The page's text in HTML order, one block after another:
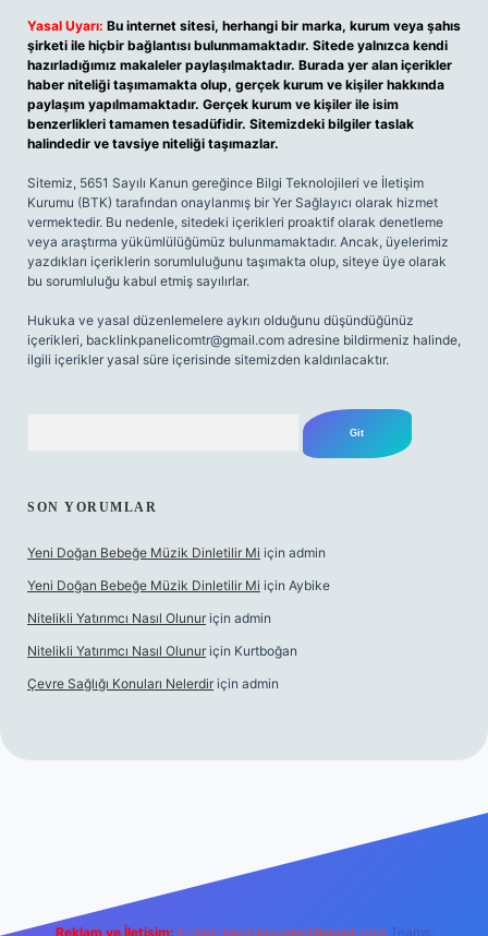
Yasal Uyarı: Bu internet sitesi, herhangi bir marka, kurum veya şahıs
şirketi ile hiçbir bağlantısı bulunmamaktadır. Sitede yalnızca kendi
hazırladığımız makaleler paylaşılmaktadır. Burada yer alan içerikler
haber niteliği taşımamakta olup, gerçek kurum ve kişiler hakkında
paylaşım yapılmamaktadır. Gerçek kurum ve kişiler ile isim
benzerlikleri tamamen tesadüfidir. Sitemizdeki bilgiler taslak
halindedir ve tavsiye niteliği taşımazlar.
Sitemiz, 5651 Sayılı Kanun gereğince Bilgi Teknolojileri ve İletişim
Kurumu (BTK) tarafından onaylanmış bir Yer Sağlayıcı olarak hizmet
vermektedir. Bu nedenle, sitedeki içerikleri proaktif olarak denetleme
veya araştırma yükümlülüğümüz bulunmamaktadır. Ancak, üyelerimiz
yazdıkları içeriklerin sorumluluğunu taşımakta olup, siteye üye olarak
bu sorumluluğu kabul etmiş sayılırlar.
Hukuka ve yasal düzenlemelere aykırı olduğunu düşündüğünüz
içerikleri, backlinkpanelicomtr@gmail.com adresine bildirmeniz halinde,
ilgili içerikler yasal süre içerisinde sitemizden kaldırılacaktır.
SON YORUMLAR
Yeni Doğan Bebeğe Müzik Dinletilir Mi için admin
Yeni Doğan Bebeğe Müzik Dinletilir Mi için Aybike
Nitelikli Yatırımcı Nasıl Olunur için admin
Nitelikli Yatırımcı Nasıl Olunur için Kurtboğan
Çevre Sağlığı Konuları Nelerdir için admin
Reklam ve İletişim: E-mail: backlinkpaneli@gmail.com Teams: